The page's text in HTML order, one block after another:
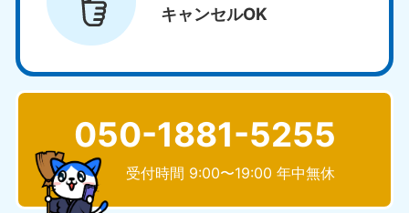
キャンセルOK
050-1881-5255
受付時間 9:00〜19:00 年中無休